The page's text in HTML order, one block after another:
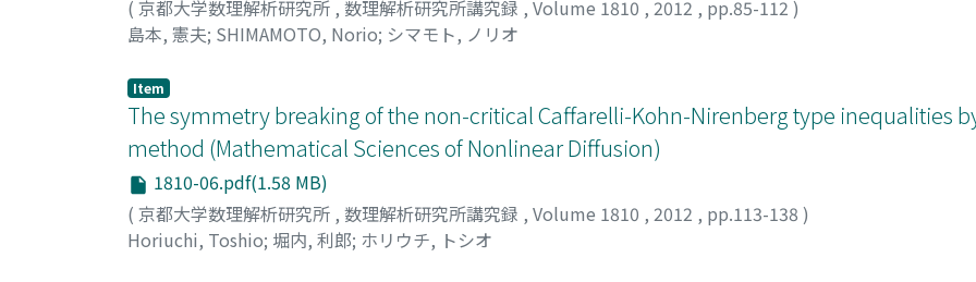
( 京都大学数理解析研究所 , 数理解析研究所講究録 , Volume 1810 , 2012 , pp.85-112 )
島本, 憲夫; SHIMAMOTO, Norio; シマモト, ノリオ
Item
The symmetry breaking of the non-critical Caffarelli-Kohn-Nirenberg type inequalities
method (Mathematical Sciences of Nonlinear Diffusion)
1810-06.pdf(1.58 MB)
( 京都大学数理解析研究所 , 数理解析研究所講究録 , Volume 1810 , 2012 , pp.113-138 )
Horiuchi, Toshio; 堀内, 利郎; ホリウチ, トシオ